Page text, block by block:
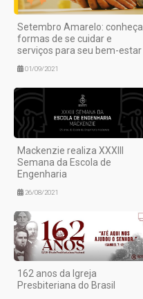
Setembro Amarelo: conheça
formas de se cuidar e
serviços para seu bem-estar
01/09/2021
Mackenzie realiza XXXIII
Semana da Escola de
Engenharia
26/08/2021
162 anos da Igreja
Presbiteriana do Brasil